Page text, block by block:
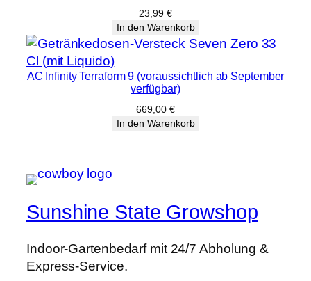
23,99 €
In den Warenkorb
AC Infinity Terraform 9 (voraussichtlich ab September
verfügbar)
669,00 €
In den Warenkorb
Sunshine State Growshop
Indoor-Gartenbedarf mit 24/7 Abholung &
Express-Service.